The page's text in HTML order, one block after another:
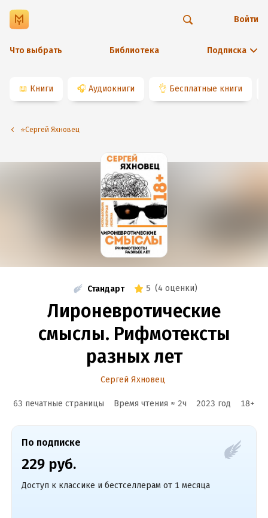
Что выбрать Библиотека Подписка
Войти
📖 Книги 🎧 Аудиокниги 👌 Бесплатные книги
⭐️Cергей Яхновец
Стандарт 5 (4 оценки)
Лироневротические
смыслы. Рифмотексты
разных лет
Cергей Яхновец
63 печатные страницы Время чтения ≈ 2ч 2023 год 18+
По подписке
229 руб.
Доступ к классике и бестселлерам от 1 месяца